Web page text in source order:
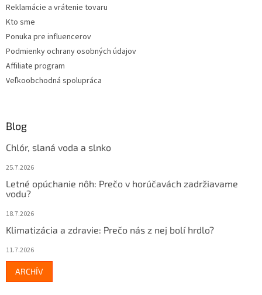
Reklamácie a vrátenie tovaru
Kto sme
Ponuka pre influencerov
Podmienky ochrany osobných údajov
Affiliate program
Veľkoobchodná spolupráca
Blog
Chlór, slaná voda a slnko
25.7.2026
Letné opúchanie nôh: Prečo v horúčavách zadržiavame
vodu?
18.7.2026
Klimatizácia a zdravie: Prečo nás z nej bolí hrdlo?
11.7.2026
ARCHÍV